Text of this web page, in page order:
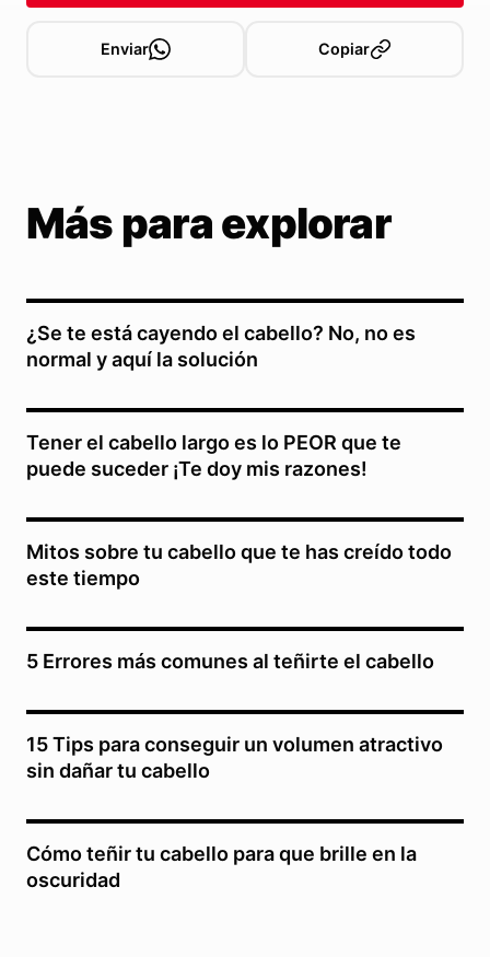
Enviar Copiar
Más para explorar
¿Se te está cayendo el cabello? No, no es
normal y aquí la solución
Tener el cabello largo es lo PEOR que te
puede suceder ¡Te doy mis razones!
Mitos sobre tu cabello que te has creído todo
este tiempo
5 Errores más comunes al teñirte el cabello
15 Tips para conseguir un volumen atractivo
sin dañar tu cabello
Cómo teñir tu cabello para que brille en la
oscuridad